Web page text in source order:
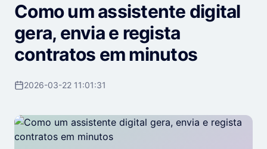
Como um assistente digital
gera, envia e regista
contratos em minutos
2026-03-22 11:01:31